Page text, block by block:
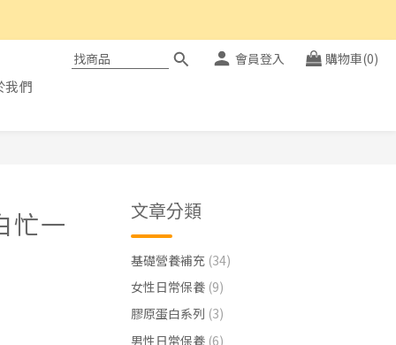
會員登入 購物車(0)
我們
忙一
文章分類
基礎營養補充 (34)
女性日常保養 (9)
膠原蛋白系列 (3)
男性日常保養 (6)